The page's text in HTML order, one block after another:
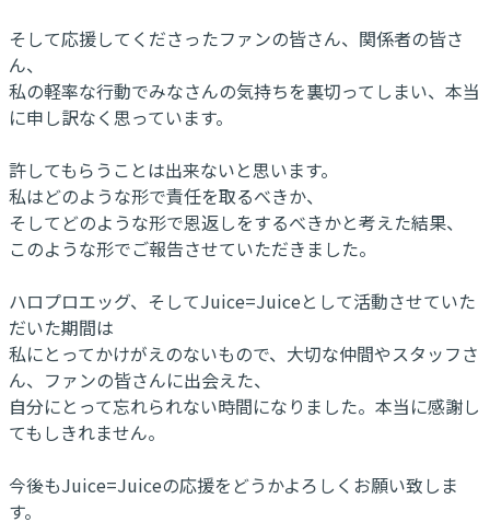
そして応援してくださったファンの皆さん、関係者の皆さ
ん、
私の軽率な行動でみなさんの気持ちを裏切ってしまい、本当
に申し訳なく思っています。
許してもらうことは出来ないと思います。
私はどのような形で責任を取るべきか、
そしてどのような形で恩返しをするべきかと考えた結果、
このような形でご報告させていただきました。
ハロプロエッグ、そしてJuice=Juiceとして活動させていた
だいた期間は
私にとってかけがえのないもので、大切な仲間やスタッフさ
ん、ファンの皆さんに出会えた、
自分にとって忘れられない時間になりました。本当に感謝し
てもしきれません。
今後もJuice=Juiceの応援をどうかよろしくお願い致しま
す。